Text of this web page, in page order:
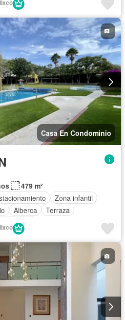
Casa En Condominio
479 m²
Zona infantil
Alberca
Terraza
amueblar